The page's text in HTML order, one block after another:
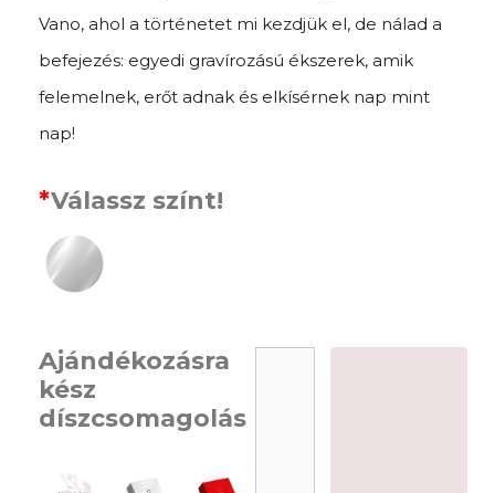
Vano, ahol a történetet mi kezdjük el, de nálad a
befejezés: egyedi gravírozású ékszerek, amik
felemelnek, erőt adnak és elkísérnek nap mint
nap!
*Válassz színt!
Ajándékozásra
kész
díszcsomagolás